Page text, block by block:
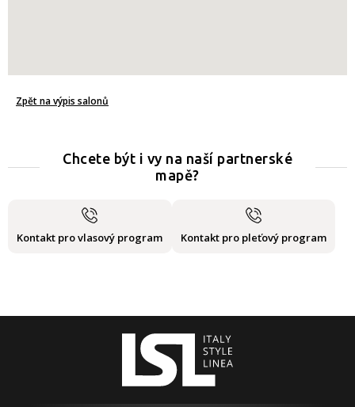
Zpět na výpis salonů
Chcete být i vy na naší partnerské
mapě?
Kontakt pro vlasový program Kontakt pro pleťový program